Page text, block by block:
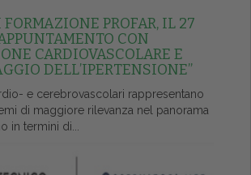
PROFAR, IL 27
CON
CARDIOVASCOLARE E
DELL’IPERTENSIONE”
e cerebrovascolari rappresentano
di maggiore rilevanza nel panorama
in termini di...